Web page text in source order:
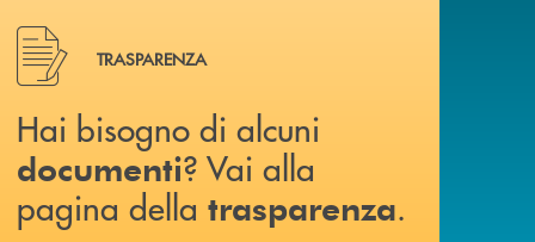
Hai bisogno di alcuni documenti ? Vai alla pagina della
TRASPARENZA
Hai bisogno di alcuni
documenti? Vai alla
pagina della trasparenza.